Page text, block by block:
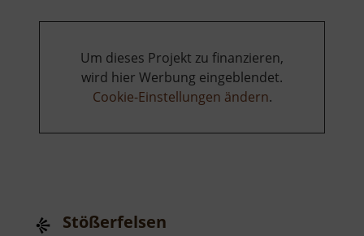
Um dieses Projekt zu finanzieren,
wird hier Werbung eingeblendet.
Cookie-Einstellungen ändern.
Stößerfelsen